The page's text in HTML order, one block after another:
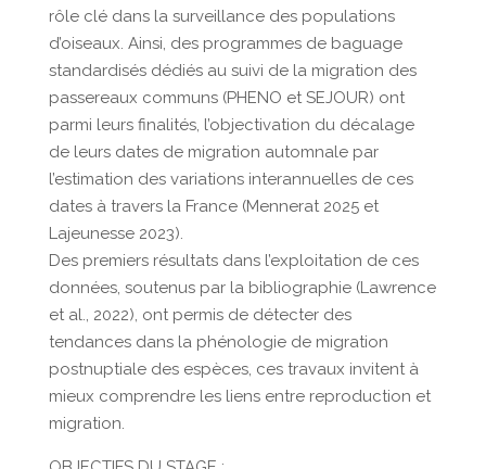
rôle clé dans la surveillance des populations
d’oiseaux. Ainsi, des programmes de baguage
standardisés dédiés au suivi de la migration des
passereaux communs (PHENO et SEJOUR) ont
parmi leurs finalités, l’objectivation du décalage
de leurs dates de migration automnale par
l’estimation des variations interannuelles de ces
dates à travers la France (Mennerat 2025 et
Lajeunesse 2023).
Des premiers résultats dans l’exploitation de ces
données, soutenus par la bibliographie (Lawrence
et al., 2022), ont permis de détecter des
tendances dans la phénologie de migration
postnuptiale des espèces, ces travaux invitent à
mieux comprendre les liens entre reproduction et
migration.